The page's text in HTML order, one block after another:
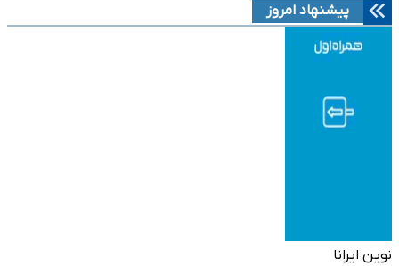
پیشنهاد امروز
نوین ایرانا